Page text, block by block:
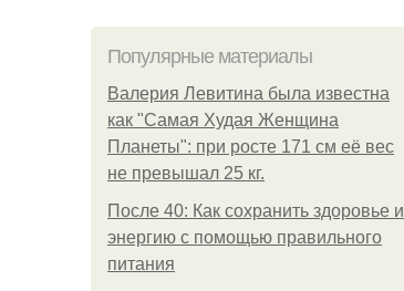
Популярные материалы
Валерия Левитина была известна
как "Самая Худая Женщина
Планеты": при росте 171 см её вес
не превышал 25 кг.
После 40: Как сохранить здоровье и
энергию с помощью правильного
питания